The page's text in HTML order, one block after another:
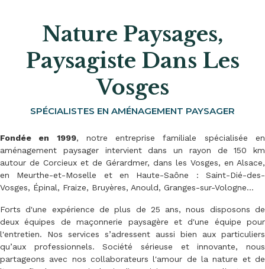
Nature Paysages,
Paysagiste Dans Les
Vosges
SPÉCIALISTES EN AMÉNAGEMENT PAYSAGER
Fondée en 1999, notre entreprise familiale spécialisée en
aménagement paysager intervient dans un rayon de 150 km
autour de Corcieux et de Gérardmer, dans les Vosges, en Alsace,
en Meurthe-et-Moselle et en Haute-Saône : Saint-Dié-des-
Vosges, Épinal, Fraize, Bruyères, Anould, Granges-sur-Vologne…
Forts d'une expérience de plus de 25 ans, nous disposons de
deux équipes de maçonnerie paysagère et d'une équipe pour
l'entretien. Nos services s’adressent aussi bien aux particuliers
qu’aux professionnels. Société sérieuse et innovante, nous
partageons avec nos collaborateurs l'amour de la nature et de